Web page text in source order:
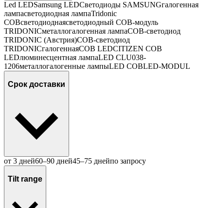
Led LEDSamsung LEDСветодиоды SAMSUNGгалогенная
лампасветодиодная лампаTridonic
COBсветодиоднаясветодиодный COB-модуль
TRIDONICметаллогалогенная лампаCOB-светодиод
TRIDONIC (Австрия)COB-светодиод
TRIDONICгалогеннаяCOB LEDCITIZEN COB
LEDлюминесцентная лампаLED CLU038-
1206металлогалогенные лампыLED COBLED-MODUL
Срок доставки
от 3 дней60–90 дней45–75 днейпо запросу
Tilt range